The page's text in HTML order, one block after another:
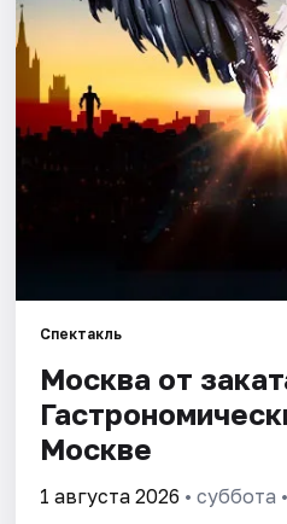
Артисты
Рейтинги
Спектакль
Москва от
Москве
1 августа 2026 • суббота